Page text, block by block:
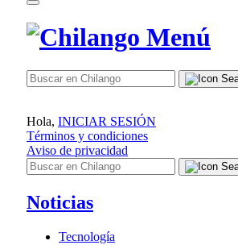
Hola, INICIAR SESIÓN
Términos y condiciones
Aviso de privacidad
Noticias
Tecnología